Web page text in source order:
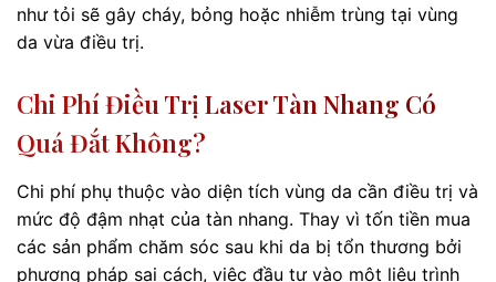
như tỏi sẽ gây cháy, bỏng hoặc nhiễm trùng tại vùng
da vừa điều trị.
Chi Phí Điều Trị Laser Tàn Nhang Có
Quá Đắt Không?
Chi phí phụ thuộc vào diện tích vùng da cần điều trị và
mức độ đậm nhạt của tàn nhang. Thay vì tốn tiền mua
các sản phẩm chăm sóc sau khi da bị tổn thương bởi
phương pháp sai cách, việc đầu tư vào một liệu trình